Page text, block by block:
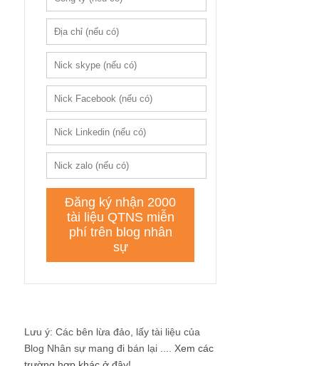
Lưu ý: Các bên lừa đảo, lấy tài liệu của
Blog Nhân sự mang đi bán lại .... Xem các